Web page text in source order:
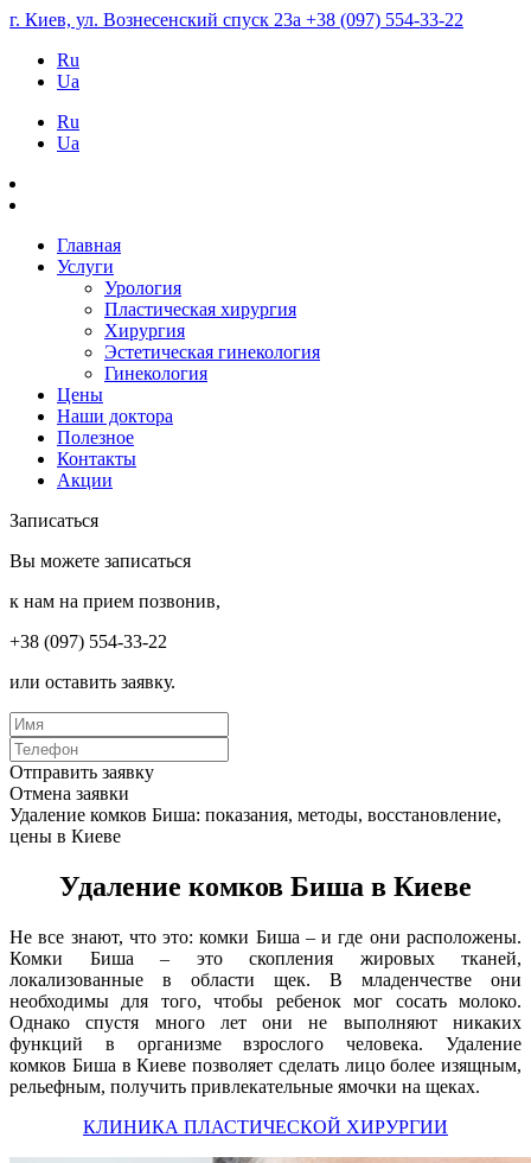
г. Киев, ул. Вознесенский спуск 23а +38 (097) 554-33-22
Ru
Ua
Ru
Ua
Главная
Услуги
Урология
Пластическая хирургия
Хирургия
Эстетическая гинекология
Гинекология
Цены
Наши доктора
Полезное
Контакты
Акции
Записаться
Вы можете записаться
к нам на прием позвонив,
+38 (097) 554-33-22
или оставить заявку.
Отправить заявку
Отмена заявки
Удаление комков Биша: показания, методы, восстановление,
цены в Киеве
Удаление комков Биша в Киеве
Не все знают, что это: комки Биша – и где они расположены.
Комки Биша – это скопления жировых тканей,
локализованные в области щек. В младенчестве они
необходимы для того, чтобы ребенок мог сосать молоко.
Однако спустя много лет они не выполняют никаких
функций в организме взрослого человека. Удаление
комков Биша в Киеве позволяет сделать лицо более изящным,
рельефным, получить привлекательные ямочки на щеках.
КЛИНИКА ПЛАСТИЧЕСКОЙ ХИРУРГИИ